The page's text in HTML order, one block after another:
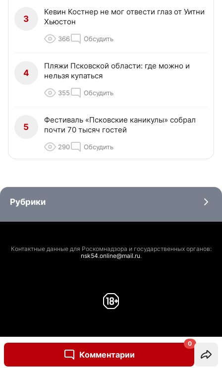
Комментарии
0
3
Кевин Костнер не мог отвести глаз от Уитни
Хьюстон
366 Обсудить
4
Пляжи Псковской области: где можно и
нельзя купаться
355 Обсудить
5
Фестиваль «Псковские каникулы» собрал
почти 70 тысяч гостей
290 Обсудить
Рубрики
Контактные данные для Роскомнадзора и государственных органов:
nsk54.online@mail.ru.